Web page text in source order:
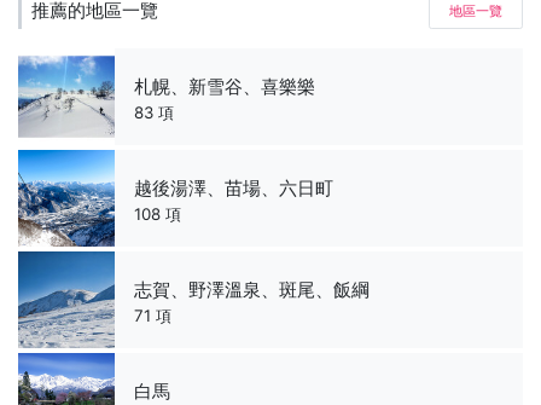
推薦的地區一覽 地區一覽
札幌、新雪谷、喜樂樂
83 項
越後湯澤、苗場、六日町
108 項
志賀、野澤溫泉、斑尾、飯綱
71 項
白馬